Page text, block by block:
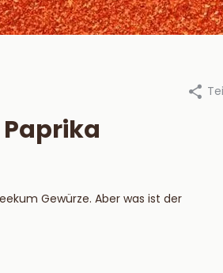
Gewürze. Aber was ist der
aan?
Durch Van Beekum
Die besten
Lesen Sie mehr